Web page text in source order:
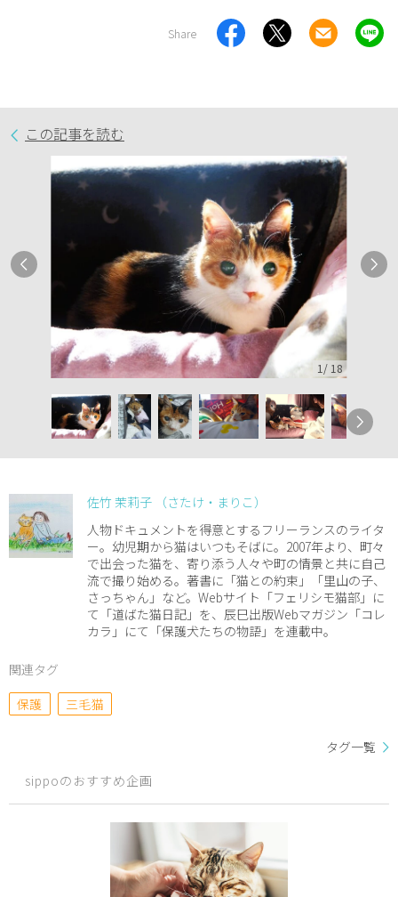
Share
この記事を読む
1 / 18
佐竹 茉莉子 （さたけ・まりこ）
人物ドキュメントを得意とするフリーランスのライタ
ー。幼児期から猫はいつもそばに。2007年より、町々
で出会った猫を、寄り添う人々や町の情景と共に自己
流で撮り始める。著書に「猫との約束」「里山の子、
さっちゃん」など。Webサイト「フェリシモ猫部」に
て「道ばた猫日記」を、辰巳出版Webマガジン「コレ
カラ」にて「保護犬たちの物語」を連載中。
関連タグ
保護
三毛猫
タグ一覧
sippoのおすすめ企画